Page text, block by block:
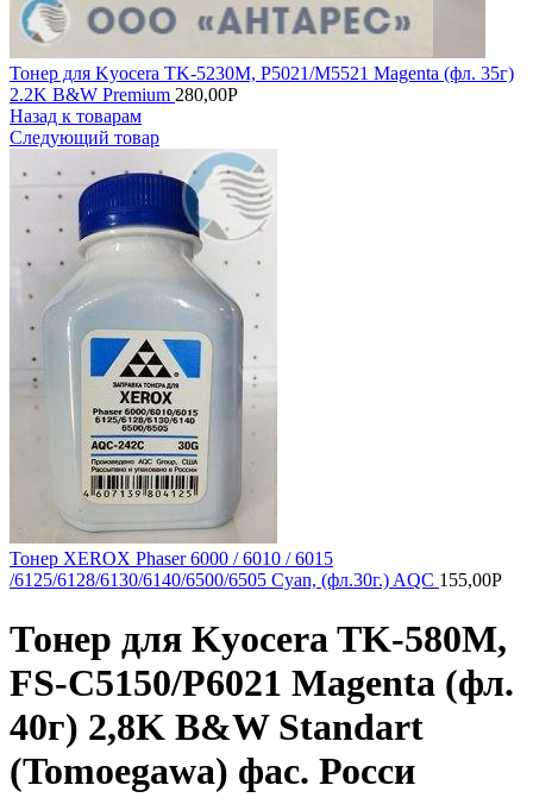
Тонер для Kyocera TK-5230M, P5021/M5521 Magenta (фл. 35г)
2.2K B&W Premium 280,00Р
Назад к товарам
Следующий товар
Тонер XEROX Phaser 6000 / 6010 / 6015
/6125/6128/6130/6140/6500/6505 Cyan, (фл.30г.) AQC 155,00Р
Тонер для Kyocera TK-580M,
FS-C5150/P6021 Magenta (фл.
40г) 2,8K B&W Standart
(Tomoegawa) фас. Росси